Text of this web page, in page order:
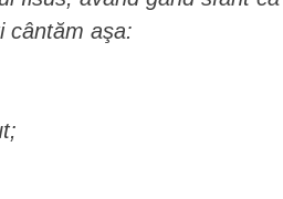
cântăm aşa: